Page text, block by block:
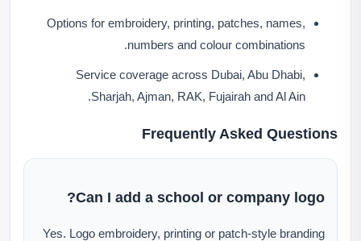
Options for embroidery, printing, patches, names,
numbers and colour combinations.
Service coverage across Dubai, Abu Dhabi,
Sharjah, Ajman, RAK, Fujairah and Al Ain.
Frequently Asked Questions
Can I add a school or company logo?
Yes. Logo embroidery, printing or patch-style branding